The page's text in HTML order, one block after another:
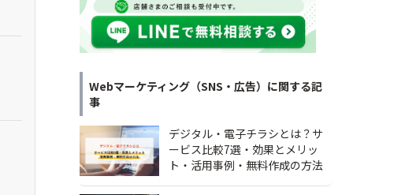
Webマーケティング（SNS・広告） に関する記
事
デジタル・電子チラシとは？サ
ービス比較7選・効果とメリッ
ト・活用事例・無料作成の方法